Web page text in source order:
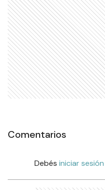
Comentarios
Debés iniciar sesión